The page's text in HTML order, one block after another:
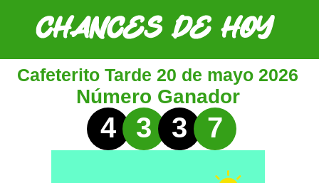
Cafeterito Tarde 20 de mayo 2026
Número Ganador
4 3 3 7